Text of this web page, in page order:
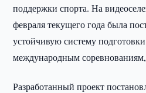
поддержки спорта. На
февраля текущего года была
устойчивую систему
международным
Разработанный проект